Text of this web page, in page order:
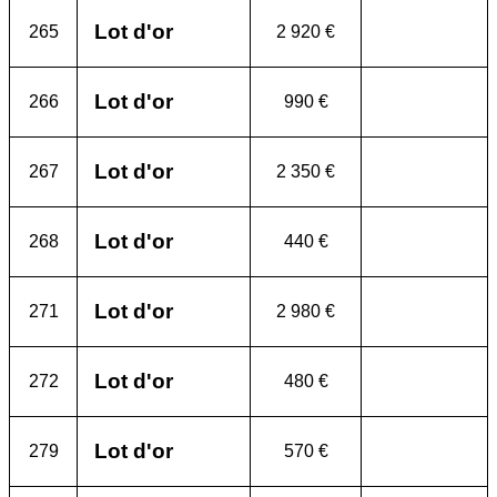
265 Lot d'or 2 920 €
266 Lot d'or 990 €
267 Lot d'or 2 350 €
268 Lot d'or 440 €
271 Lot d'or 2 980 €
272 Lot d'or 480 €
279 Lot d'or 570 €